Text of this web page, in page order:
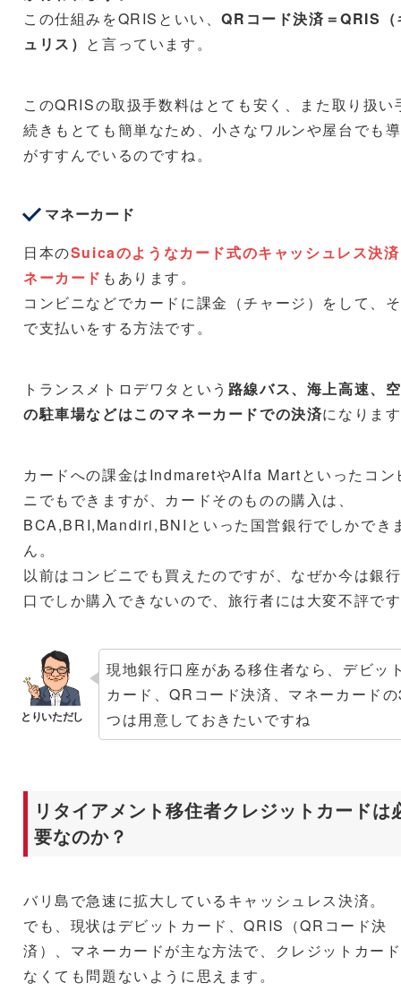
この仕組みをQRISといい、QRコード決済＝QRIS（
ュリス） と言っています。
このQRISの取扱手数料はとても安く、また取り扱い
続きもとても簡単なため、小さなワルンや屋台でも
がすすんでいるのですね。
マネーカード
日本のSuicaのようなカード式のキャッシュレス決
ネーカード もあります。
コンビニなどでカードに課金（チャージ）をして、
で支払いをする方法です。
トランスメトロデワタという 路線バス、海上高速、
の駐車場などはこのマネーカードでの決済になりま
カードへの課金はIndmaretやAlfa Martといったコン
ニでもできますが、カードそのものの購入は、
BCA,BRI,Mandiri,BNIといった国営銀行でしかでき
ん。
以前はコンビニでも買えたのですが、なぜか今は銀
口でしか購入できないので、旅行者には大変不評で
現地銀行口座がある移住者なら、デビッ
カード、QRコード決済、マネーカード
つは用意しておきたいですね
リタイアメント移住者クレジットカードは
要なのか？
バリ島で急速に拡大しているキャッシュレス決済。
でも、現状はデビットカード、QRIS（QRコード決
済）、マネーカードが主な方法で、クレジットカー
なくても問題ないように思えます。